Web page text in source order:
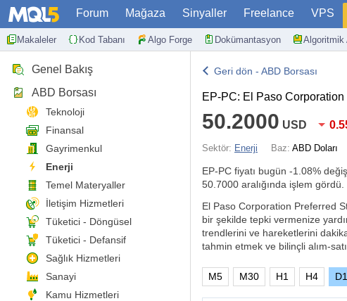
Forum Mağaza Sinyaller Freelance VPS
Makaleler Kod Tabanı Algo Forge Dokümantasyon Algoritmik
Genel Bakış
ABD Borsası
Teknoloji
Finansal
Gayrimenkul
Enerji
Temel Materyaller
İletişim Hizmetleri
Tüketici - Döngüsel
Tüketici - Defansif
Sağlık Hizmetleri
Sanayi
Kamu Hizmetleri
Geri dön - ABD Borsası
EP-PC: El Paso
50.2000 USD
Sektör: Enerji Baz: ABD Doları
EP-PC fiyatı bugün -1.08%
50.7000 aralığında işlem gördü.
El Paso Corporation Preferred
bir şekilde tepki vermenize
trendlerini ve hareketlerini
tahmin etmek ve bilinçli alım-
M5 M30 H1 H4 D1